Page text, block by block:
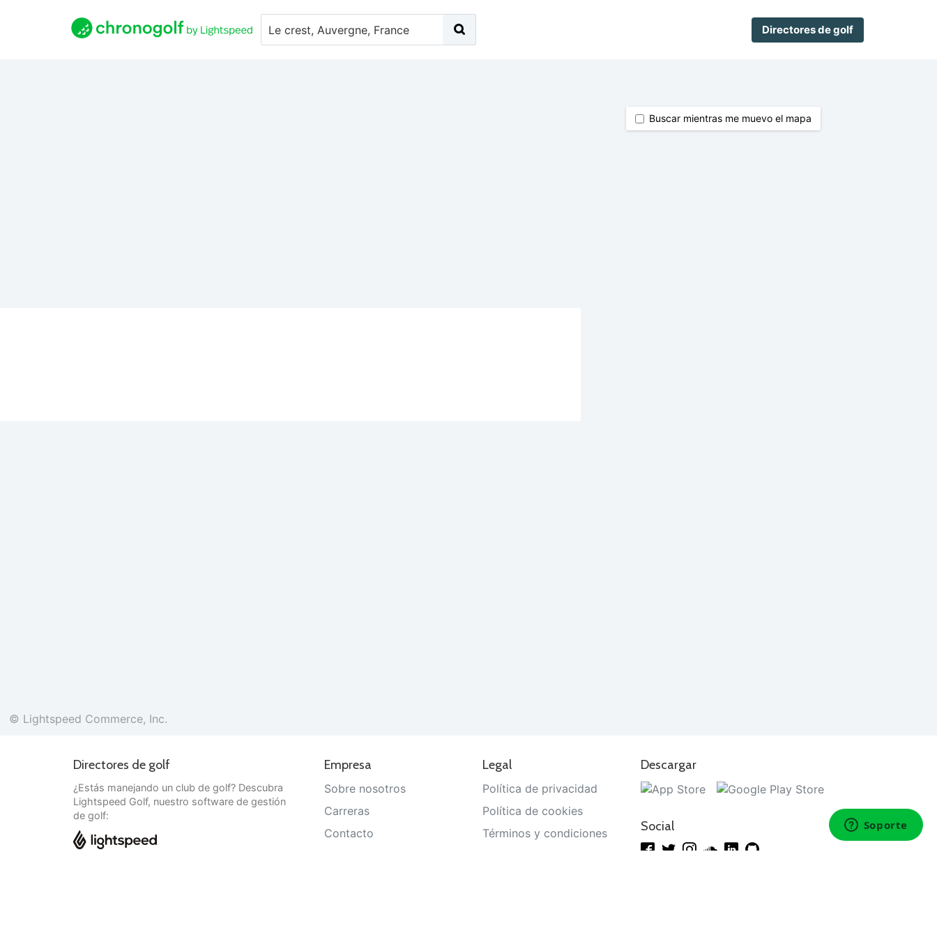
Directores de golf
© Lightspeed Commerce, Inc.
Buscar mientras me muevo el mapa
Directores de golf
¿Estás manejando un club de golf? Descubra
Lightspeed Golf, nuestro software de gestión
de golf:
Empresa
Sobre nosotros
Carreras
Contacto
Legal
Política de privacidad
Política de cookies
Términos y condiciones
Descargar
Social